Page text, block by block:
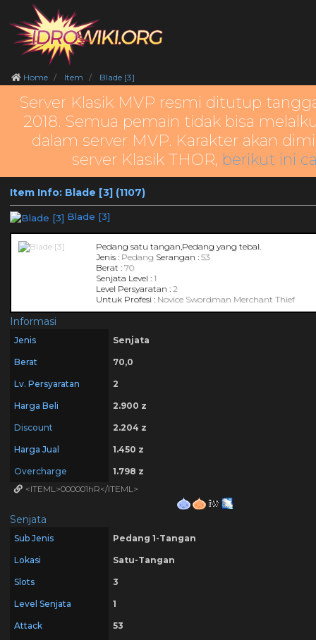
Home Item Blade [3]
Server Klasik MVP resmi ditutup
2018. Semua pemain tidak bisa
dalam server MVP. Karakter akan
server Klasik THOR, berikut ini
Item Info: Blade [3] (1107)
Blade [3]
Pedang satu tangan,Pedang yang tebal.
Jenis : Pedang Serangan :53
Berat :70
Senjata Level :1
Level Persyaratan : 2
Untuk Profesi : Novice Swordman Merchant Thief
Informasi
Jenis Senjata
Berat 70,0
Lv. Persyaratan 2
Harga Beli 2.900 z
Discount 2.204 z
Harga Jual 1.450 z
Overcharge
1.798 z
<ITEML>000001hR</ITEML>
Senjata
Sub Jenis Pedang 1-Tangan
Lokasi Satu-Tangan
Slots 3
Level Senjata 1
Attack 53